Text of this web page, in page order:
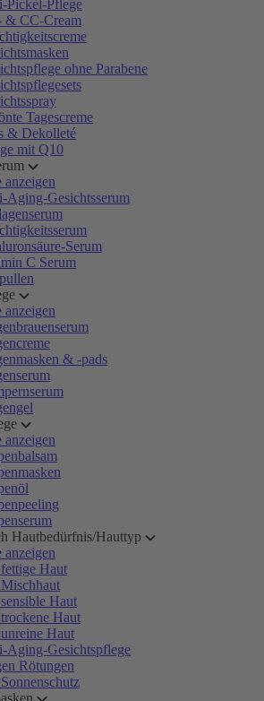
Pickel-Pflege
& CC-Cream
ohne Parabene
Tagescreme
& Dekolleté
mit Q10
anzeigen
Aging-Gesichtsserum
Serum
C Serum
anzeigen
& -pads
anzeigen
Hautbedürfnis/Hauttyp
anzeigen
Haut
Haut
Haut
Haut
Aging-Gesichtspflege
Rötungen